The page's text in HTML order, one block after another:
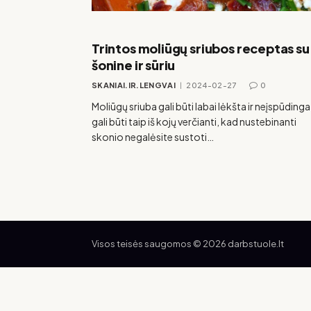
Trintos moliūgų sriubos receptas su
šonine ir sūriu
SKANIAI.IR.LENGVAI 2024-02-27 0
Moliūgų sriuba gali būti labai lėkšta ir
gali būti taip iš kojų verčianti, kad nustebinanti
skonio negalėsite sustoti…
Visos teisės saugomos © 2026 darbstuole.lt